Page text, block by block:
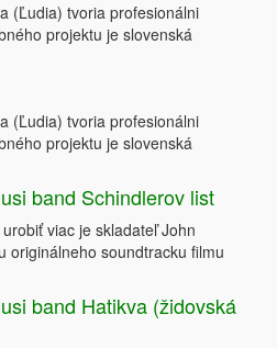
(Ľudia) tvoria profesionálni
projektu je slovenská
(Ľudia) tvoria profesionálni
projektu je slovenská
band Schindlerov list
viac je skladateľ John
originálneho soundtracku filmu
band Hatikva (židovská